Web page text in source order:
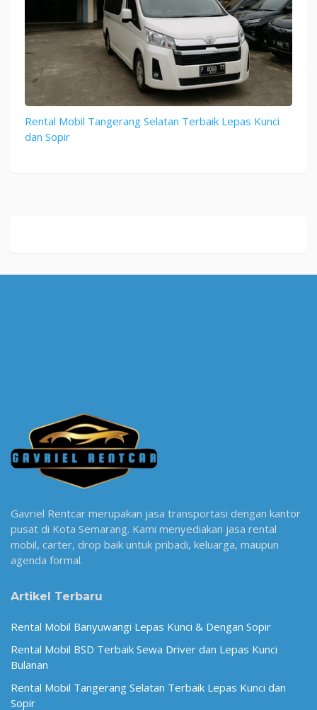
Rental Mobil Tangerang Selatan Terbaik Lepas Kunci
dan Sopir
Gavriel Rentcar merupakan jasa transportasi dengan kantor
pusat di Kota Semarang. Kami menyediakan jasa rental
mobil, carter, drop baik untuk pribadi, keluarga, maupun
agenda formal.
Artikel Terbaru
Rental Mobil Banyuwangi Lepas Kunci & Dengan Sopir
Rental Mobil BSD Terbaik Sewa Driver dan Lepas Kunci
Bulanan
Rental Mobil Tangerang Selatan Terbaik Lepas Kunci dan
Sopir